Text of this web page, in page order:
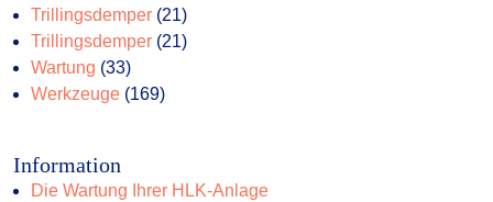
Produkte
Trillingsdemper 2121
Produkte
Trillingsdemper 2121
Wartung 3333
Produkte
Werkzeuge 169169
Information
Die Wartung Ihrer HLK-Anlage